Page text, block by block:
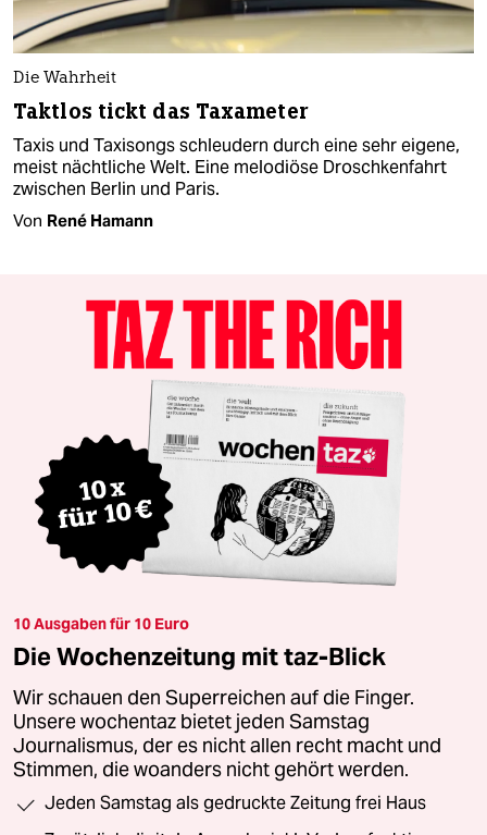
Die Wahrheit
Taktlos tickt das Taxameter
Taxis und Taxisongs schleudern durch eine sehr eigene,
meist nächtliche Welt. Eine melodiöse Droschkenfahrt
zwischen Berlin und Paris.
Von René Hamann
10 Ausgaben für 10 Euro
Die Wochenzeitung mit taz-Blick
Wir schauen den Superreichen auf die Finger.
Unsere wochentaz bietet jeden Samstag
Journalismus, der es nicht allen recht macht und
Stimmen, die woanders nicht gehört werden.
Jeden Samstag als gedruckte Zeitung frei Haus